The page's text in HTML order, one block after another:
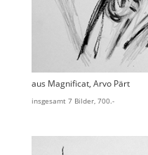
aus Magnificat, Arvo Pärt
insgesamt 7 Bilder, 700.-